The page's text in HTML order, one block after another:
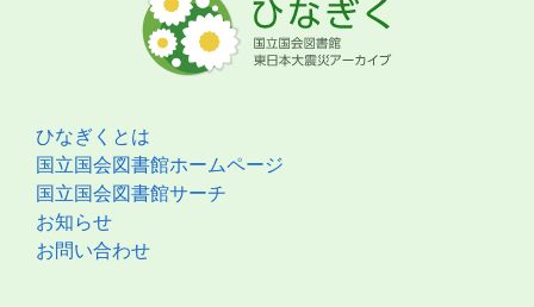
ひなぎくとは
国立国会図書館ホームページ
国立国会図書館サーチ
お知らせ
お問い合わせ